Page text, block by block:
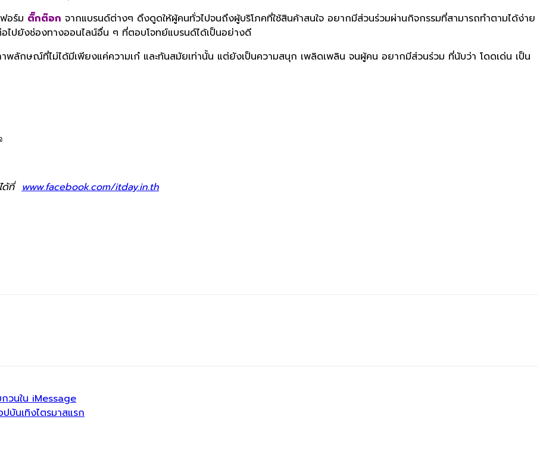
อร์ม ติ๊กต๊อก จากแบรนด์ต่างๆ ดึงดูดให้ผู้คนทั่วไปจนถึงผู้บริโภคที่ใช้สินค้าสนใจ อยากมีส่วนร่วมผ่านกิจกรรมที่สามารถทำตามได้ง่าย
ไปยังช่องทางออนไลน์อื่น ๆ ที่ตอบโจทย์แบรนด์ได้เป็นอย่างดี
พลักษณ์ที่ไม่ได้มีเพียงแค่ความเก๋ และทันสมัยเท่านั้น แต่ยังเป็นความสนุก เพลิดเพลิน จนผู้คน อยากมีส่วนร่วม ที่นับว่า โดดเด่น เป็น
ด้ที่ www.facebook.com/itday.in.th
กวนใน iMessage
นเทิงไตรมาสแรก